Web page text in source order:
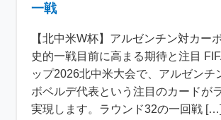
一戦
【北中米W杯】アルゼンチン対カー
史的一戦目前に高まる期待と注目
ップ2026北中米大会で、アルゼンチ
ボベルデ代表という注目のカードが
実現します。ラウンド32の一回戦 […]